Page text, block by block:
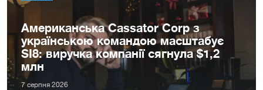
Американська Cassator Corp з
українською командою масштабує
SI8: виручка компанії сягнула $1,2
млн
7 серпня 2026